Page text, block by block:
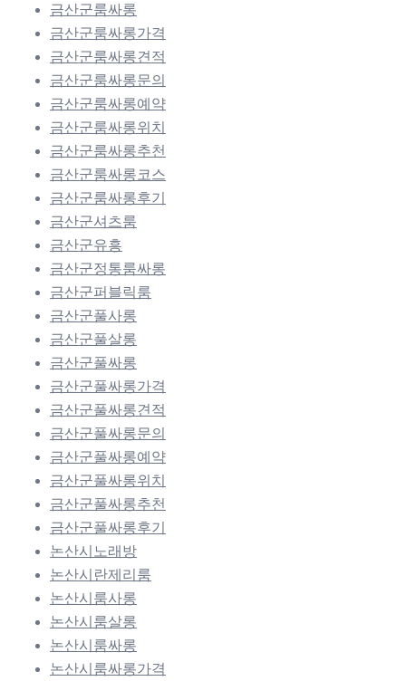
금산군룸싸롱
금산군룸싸롱가격
금산군룸싸롱견적
금산군룸싸롱문의
금산군룸싸롱예약
금산군룸싸롱위치
금산군룸싸롱추천
금산군룸싸롱코스
금산군룸싸롱후기
금산군셔츠룸
금산군유흥
금산군정통룸싸롱
금산군퍼블릭룸
금산군풀사롱
금산군풀살롱
금산군풀싸롱
금산군풀싸롱가격
금산군풀싸롱견적
금산군풀싸롱문의
금산군풀싸롱예약
금산군풀싸롱위치
금산군풀싸롱추천
금산군풀싸롱후기
논산시노래방
논산시란제리룸
논산시룸사롱
논산시룸살롱
논산시룸싸롱
논산시룸싸롱가격